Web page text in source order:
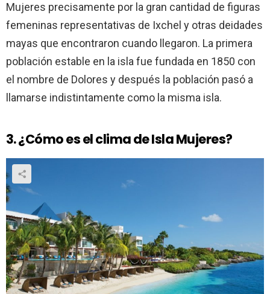
Mujeres precisamente por la gran cantidad de figuras
femeninas representativas de Ixchel y otras deidades
mayas que encontraron cuando llegaron. La primera
población estable en la isla fue fundada en 1850 con
el nombre de Dolores y después la población pasó a
llamarse indistintamente como la misma isla.
3. ¿Cómo es el clima de Isla Mujeres?